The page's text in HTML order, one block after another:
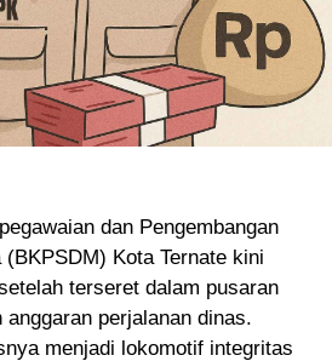
dan Pengembangan
Kota Ternate kini
terseret dalam pusaran
perjalanan dinas.
menjadi lokomotif integritas